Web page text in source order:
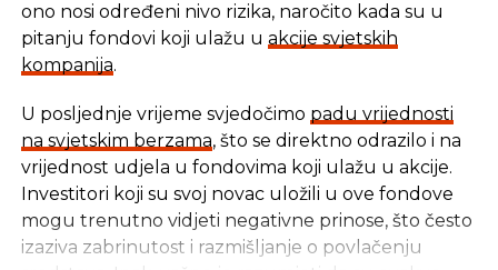
U vremenu kada tradicionalni oblici štednje nude
sve skromnije prinose, ovaj Fond se nameće kao
moderna alternativa svima koji žele da njihov novac
radi za njih, i da pritom podrže razvoj domaće
privrede.
ono nosi određeni nivo rizika, naročito kada su u
pitanju fondovi koji ulažu u akcije svjetskih
kompanija.
U posljednje vrijeme svjedočimo padu vrijednosti
na svjetskim berzama, što se direktno odrazilo i na
vrijednost udjela u fondovima koji ulažu u akcije.
Investitori koji su svoj novac uložili u ove fondove
mogu trenutno vidjeti negativne prinose, što često
izaziva zabrinutost i razmišljanje o povlačenju